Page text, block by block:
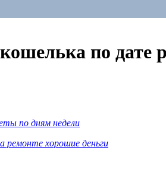
по дате
по дням недели
ремонте хорошие деньги